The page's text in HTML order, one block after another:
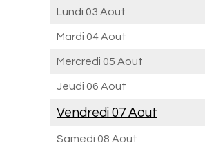
Lundi 03 Aout
Mardi 04 Aout
Mercredi 05 Aout
Jeudi 06 Aout
Vendredi 07 Aout
Samedi 08 Aout